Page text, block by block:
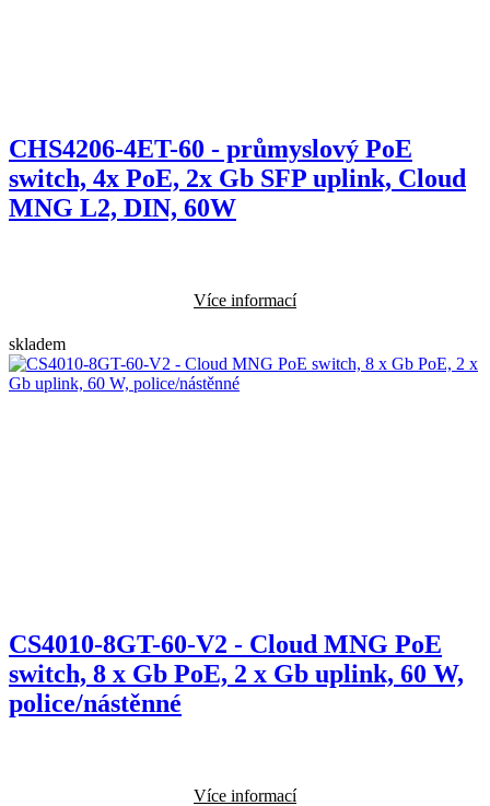
CHS4206-4ET-60 - průmyslový PoE
switch, 4x PoE, 2x Gb SFP uplink, Cloud
MNG L2, DIN, 60W
Více informací
skladem
CS4010-8GT-60-V2 - Cloud MNG PoE
switch, 8 x Gb PoE, 2 x Gb uplink, 60 W,
police/nástěnné
Více informací